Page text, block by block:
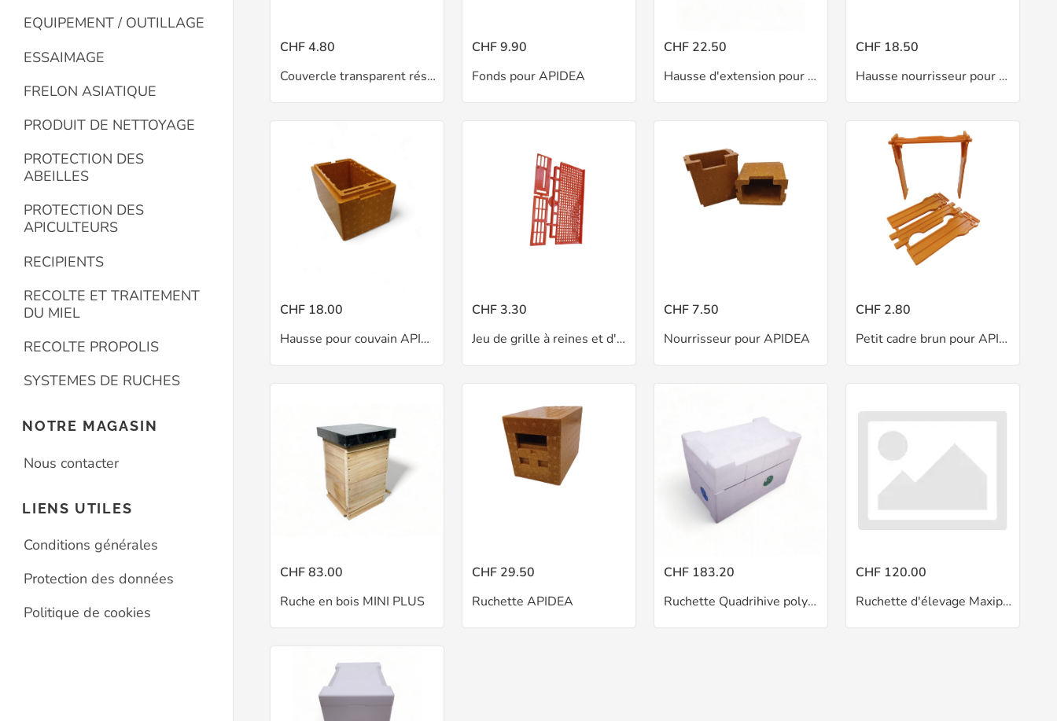
EQUIPEMENT / OUTILLAGE
ESSAIMAGE
FRELON ASIATIQUE
PRODUIT DE NETTOYAGE
PROTECTION DES
ABEILLES
PROTECTION DES
APICULTEURS
RECIPIENTS
RECOLTE ET TRAITEMENT
DU MIEL
RECOLTE PROPOLIS
SYSTEMES DE RUCHES
NOTRE MAGASIN
Nous contacter
LIENS UTILES
Conditions générales
Protection des données
Politique de cookies
CHF 4.80
Couvercle transparent résistant chaleur APIDEA
CHF 9.90
Fonds pour APIDEA
CHF 22.50
Hausse d'extension pour ruche Mini Plus
CHF 18.50
Hausse nourrisseur pour APIDEA
CHF 18.00
Hausse pour couvain APIDEA
CHF 3.30
Jeu de grille à reines et d'aération pour APIDEA
CHF 7.50
Nourrisseur pour APIDEA
CHF 2.80
Petit cadre brun pour APIDEA
CHF 83.00
Ruche en bois MINI PLUS
CHF 29.50
Ruchette APIDEA
CHF 183.20
Ruchette Quadrihive polyestyrene TOP PRO
CHF 120.00
Ruchette d'élevage Maxiplus 12 cadres miniplus